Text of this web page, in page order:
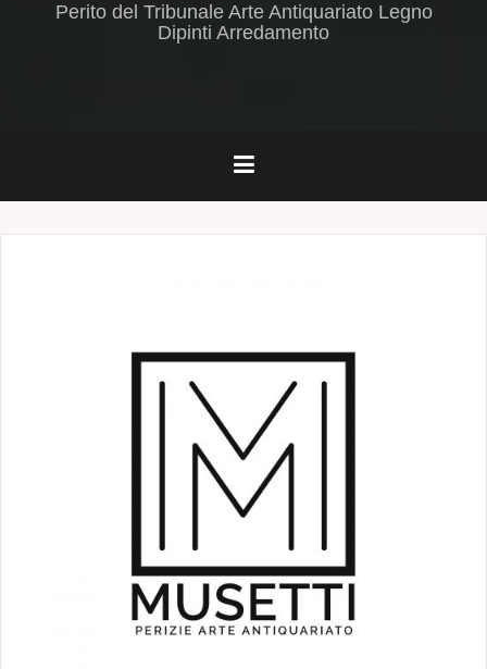
Perito del Tribunale Arte Antiquariato Legno
Dipinti Arredamento